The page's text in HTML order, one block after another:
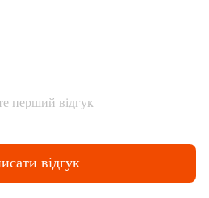
перший відгук
відгук